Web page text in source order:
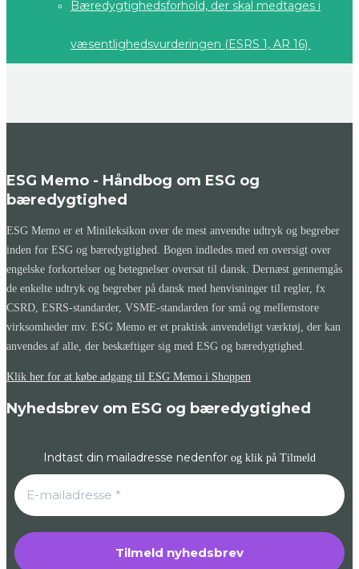
Bæredygtighedsforhold, der skal medtages i
væsentlighedsvurderingen (ESRS 1, AR 16)
ESG Memo - Håndbog om ESG og
bæredygtighed
ESG Memo er et Minileksikon over de mest anvendte udtryk og begreber
inden for ESG og bæredygtighed. Bogen indledes med en oversigt over
engelske forkortelser og betegnelser oversat til dansk. Dernæst gennemgås
de enkelte udtryk og begreber på dansk med henvisninger til regler, fx
CSRD, ESRS-standarder, VSME-standarden for små og mellemstore
virksomheder mv. ESG Memo er et praktisk anvendeligt værktøj, der kan
anvendes af alle, der beskæftiger sig med ESG og bæredygtighed.
Klik her for at købe adgang til ESG Memo i Shoppen
Nyhedsbrev om ESG og bæredygtighed
Indtast din mailadresse nedenfor og klik på Tilmeld